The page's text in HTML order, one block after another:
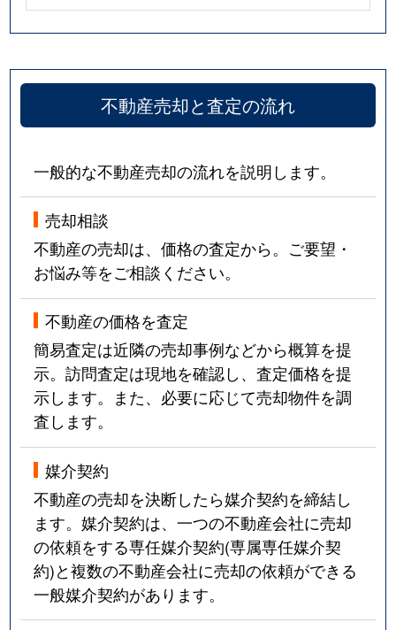
不動産売却と査定の流れ
一般的な不動産売却の流れを説明します。
売却相談
不動産の売却は、価格の査定から。ご要望・
お悩み等をご相談ください。
不動産の価格を査定
簡易査定は近隣の売却事例などから概算を提
示。訪問査定は現地を確認し、査定価格を提
示します。また、必要に応じて売却物件を調
査します。
媒介契約
不動産の売却を決断したら媒介契約を締結し
ます。媒介契約は、一つの不動産会社に売却
の依頼をする専任媒介契約(専属専任媒介契
約)と複数の不動産会社に売却の依頼ができる
一般媒介契約があります。